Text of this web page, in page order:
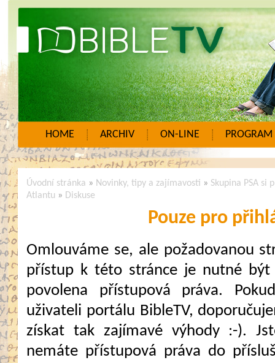
HOME ARCHIV ON-LINE PROGRAM
Úvodní stránka » Novinky, tipy a zajímavosti » Skupina PSA si
Atlantu » Diskuse
Pouze pro
Omlouváme se, ale požadovanou
přístup k této stránce je nutné
povolena přístupová práva.
uživateli portálu BibleTV,
získat tak zajímavé výhody :-).
nemáte přístupová práva do